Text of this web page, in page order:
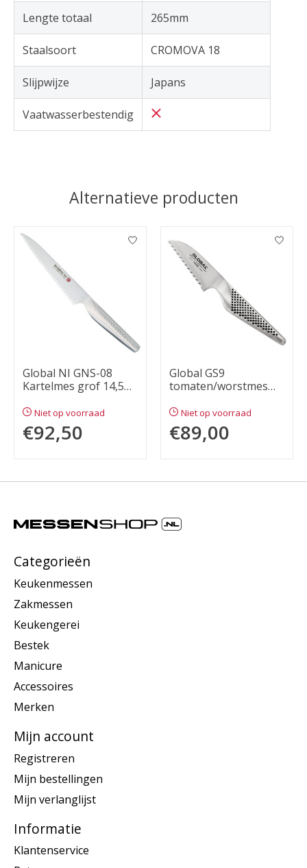
Lengte totaal 265mm
Staalsoort CROMOVA 18
Slijpwijze Japans
Vaatwasserbestendig
Alternatieve producten
Items van productcarrousel
Global NI GNS-08
Kartelmes grof 14,5
Niet op voorraad
€92,50
Global GS9
tomaten/worstmes
Niet op voorraad
€89,00
Categorieën
Keukenmessen
Zakmessen
Keukengerei
Bestek
Manicure
Accessoires
Merken
Mijn account
Registreren
Mijn bestellingen
Mijn verlanglijst
Informatie
Klantenservice